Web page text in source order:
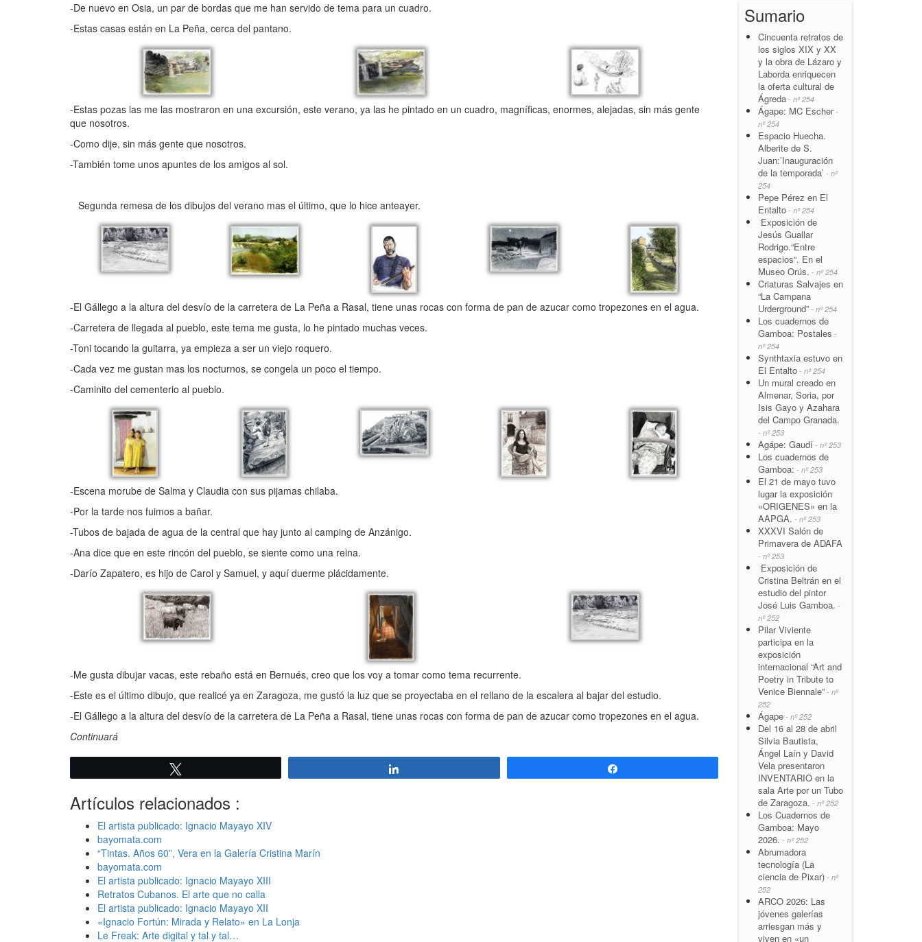
-De nuevo en Osia, un par de bordas que me han servido de tema para un cuadro.
-Estas casas están en La Peña, cerca del pantano.
-Estas pozas las me las mostraron en una excursión, este verano, ya las he pintado en un cuadro, magníficas, enormes, alejadas, sin más gente
que nosotros.
-Como dije, sin más gente que nosotros.
-También tome unos apuntes de los amigos al sol.
Segunda remesa de los dibujos del verano mas el último, que lo hice anteayer.
-El Gállego a la altura del desvío de la carretera de La Peña a Rasal, tiene unas rocas con forma de pan de azucar como tropezones en el agua.
-Carretera de llegada al pueblo, este tema me gusta, lo he pintado muchas veces.
-Toni tocando la guitarra, ya empieza a ser un viejo roquero.
-Cada vez me gustan mas los nocturnos, se congela un poco el tiempo.
-Caminito del cementerio al pueblo.
-Escena morube de Salma y Claudia con sus pijamas chilaba.
-Por la tarde nos fuimos a bañar.
-Tubos de bajada de agua de la central que hay junto al camping de Anzánigo.
-Ana dice que en este rincón del pueblo, se siente como una reina.
-Darío Zapatero, es hijo de Carol y Samuel, y aquí duerme plácidamente.
-Me gusta dibujar vacas, este rebaño está en Bernués, creo que los voy a tomar como tema recurrente.
-Este es el último dibujo, que realicé ya en Zaragoza, me gustó la luz que se proyectaba en el rellano de la escalera al bajar del estudio.
-El Gállego a la altura del desvío de la carretera de La Peña a Rasal, tiene unas rocas con forma de pan de azucar como tropezones en el agua.
Continuará
Artículos relacionados :
El artista publicado: Ignacio Mayayo XIV
bayomata.com
“Tintas. Años 60”, Vera en la Galería Cristina Marín
bayomata.com
El artista publicado: Ignacio Mayayo XIII
Retratos Cubanos. El arte que no calla
El artista publicado: Ignacio Mayayo XII
«Ignacio Fortún: Mirada y Relato» en La Lonja
Le Freak: Arte digital y tal y tal…
Sumario
Cincuenta retratos de
los siglos XIX y XX
y la obra de Lázaro y
Laborda enriquecen
la oferta cultural de
Ágreda - nº 254
Ágape: MC Escher-
nº 254
Espacio Huecha.
Alberite de S.
Juan:’Inauguración
de la temporada’ - nº
254
Pepe Pérez en El
Entalto - nº 254
Exposición de
Jesús Guallar
Rodrigo.“Entre
espacios“. En el
Museo Orús. - nº 254
Criaturas Salvajes en
“La Campana
Urderground” - nº 254
Los cuadernos de
Gamboa: Postales -
nº 254
Synthtaxia estuvo en
El Entalto - nº 254
Un mural creado en
Almenar, Soria, por
Isis Gayo y Azahara
del Campo Granada.
- nº 253
Agápe: Gaudí - nº 253
Los cuadernos de
Gamboa: - nº 253
El 21 de mayo tuvo
lugar la exposición
«ORIGENES» en la
AAPGA. - nº 253
XXXVI Salón de
Primavera de ADAFA
- nº 253
Exposición de
Cristina Beltrán en el
estudio del pintor
José Luis Gamboa. -
nº 252
Pilar Viviente
participa en la
exposición
internacional “Art and
Poetry in Tribute to
Venice Biennale” - nº
252
Ágape - nº 252
Del 16 al 28 de abril
Silvia Bautista,
Ángel Laín y David
Vela presentaron
INVENTARIO en la
sala Arte por un Tubo
de Zaragoza. - nº 252
Los Cuadernos de
Gamboa: Mayo
2026. - nº 252
Abrumadora
tecnología (La
ciencia de Pixar) - nº
252
ARCO 2026: Las
jóvenes galerías
arriesgan más y
viven en «un